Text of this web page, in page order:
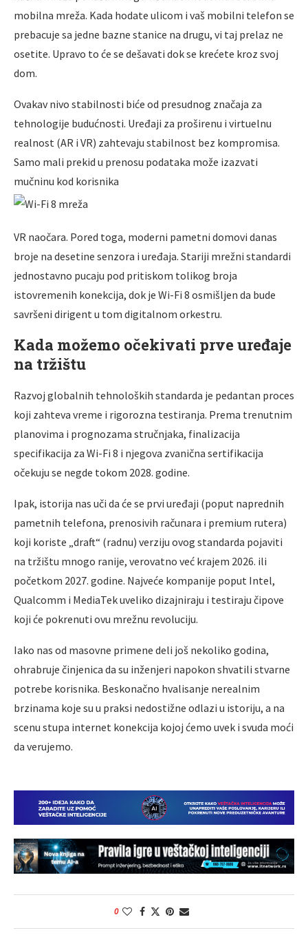
mobilna mreža. Kada hodate ulicom i vaš mobilni telefon se
prebacuje sa jedne bazne stanice na drugu, vi taj prelaz ne
osetite. Upravo to će se dešavati dok se krećete kroz svoj
dom.
Ovakav nivo stabilnosti biće od presudnog značaja za
tehnologije budućnosti. Uređaji za proširenu i virtuelnu
realnost (AR i VR) zahtevaju stabilnost bez kompromisa.
Samo mali prekid u prenosu podataka može izazvati
mučninu kod korisnika
VR naočara. Pored toga, moderni pametni domovi danas
broje na desetine senzora i uređaja. Stariji mrežni standardi
jednostavno pucaju pod pritiskom tolikog broja
istovremenih konekcija, dok je Wi-Fi 8 osmišljen da bude
savršeni dirigent u tom digitalnom orkestru.
Kada možemo očekivati prve uređaje
na tržištu
Razvoj globalnih tehnoloških standarda je pedantan proces
koji zahteva vreme i rigorozna testiranja. Prema trenutnim
planovima i prognozama stručnjaka, finalizacija
specifikacija za Wi-Fi 8 i njegova zvanična sertifikacija
očekuju se negde tokom 2028. godine.
Ipak, istorija nas uči da će se prvi uređaji (poput naprednih
pametnih telefona, prenosivih računara i premium rutera)
koji koriste „draft“ (radnu) verziju ovog standarda pojaviti
na tržištu mnogo ranije, verovatno već krajem 2026. ili
početkom 2027. godine. Najveće kompanije poput Intel,
Qualcomm i MediaTek uveliko dizajniraju i testiraju čipove
koji će pokrenuti ovu mrežnu revoluciju.
Iako nas od masovne primene deli još nekoliko godina,
ohrabruje činjenica da su inženjeri napokon shvatili stvarne
potrebe korisnika. Beskonačno hvalisanje nerealnim
brzinama koje su u praksi nedostižne odlazi u istoriju, a na
scenu stupa internet konekcija kojoj ćemo uvek i svuda moći
da verujemo.
0